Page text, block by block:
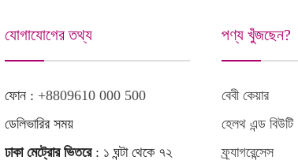
যোগাযোগের তথ্য
ফোন : +8809610 000 500
ডেলিভারির সময়
ঢাকা মেট্রোর ভিতরে: ১ ঘন্টা থেকে ৭২
পণ্য খুঁজছেন?
বেবী কেয়ার
হেলথ এন্ড বিউটি
ফ্র্যাগরেন্সেস